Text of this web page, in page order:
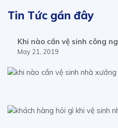
Tin Tức gần đây
Khi nào cần vệ sinh công
May 21, 2019